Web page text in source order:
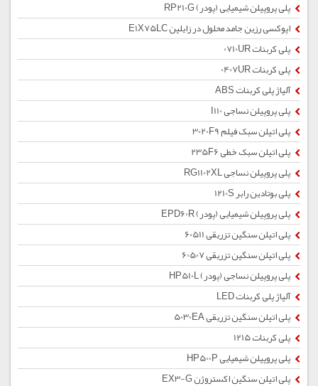
پلی پروپیلن شیمیایی (پودر) RP210G
اپوکسی رزین جامد محلول در زایلین E1X75LC
پلی کربنات 0710UR
پلی کربنات 0407UR
آلیاژ پلی کربنات ABS
پلی پروپیلن نساجی I110
پلی اتیلن سبک فیلم 3020F9
پلی اتیلن سبک خطی 235F6
پلی پروپیلن نساجی RG1102XL
پلی بوتادین رابر 1210S
پلی پروپیلن شیمیایی (پودر) EPD60R
پلی اتیلن سنگین تزریقی 60511
پلی اتیلن سنگین تزریقی 60507
پلی پروپیلن نساجی (پودر) HP510L
آلیاژ پلی کربنات LED
پلی اتیلن سنگین تزریقی 5030EA
پلی کربنات 1215
پلی پروپیلن شیمیایی HP500P
پلی اتیلن سنگین اکستروژن EX3-G